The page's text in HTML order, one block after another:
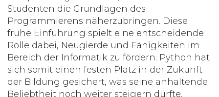
Studenten die Grundlagen des
Programmierens näherzubringen. Diese
frühe Einführung spielt eine entscheidende
Rolle dabei, Neugierde und Fähigkeiten im
Bereich der Informatik zu fördern. Python hat
sich somit einen festen Platz in der Zukunft
der Bildung gesichert, was seine anhaltende
Beliebtheit noch weiter steigern dürfte.